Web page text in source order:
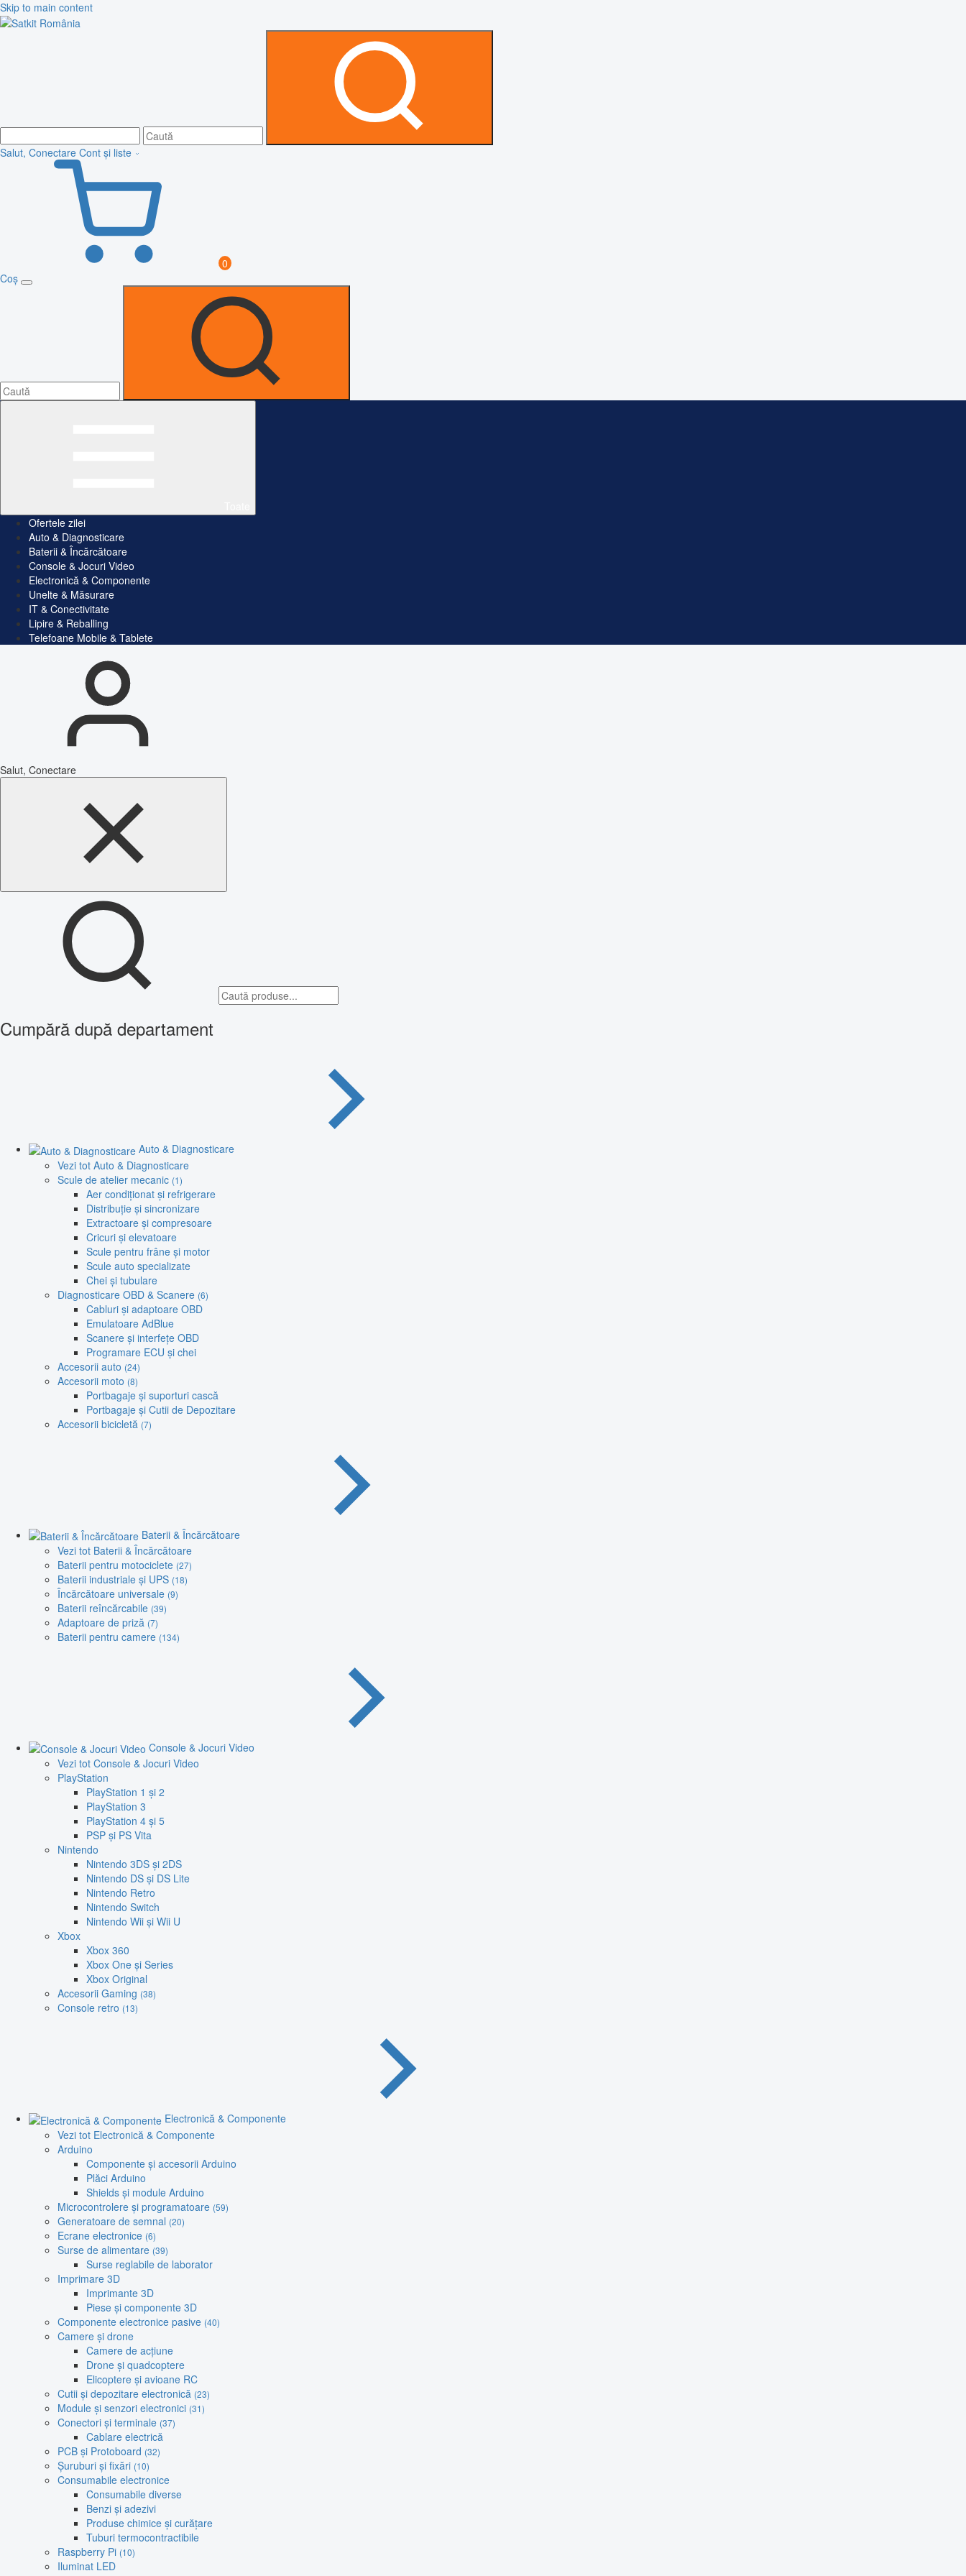
Skip to main content
Salut, Conectare Cont și liste
0
Coș
Ofertele zilei
Auto & Diagnosticare
Baterii & Încărcătoare
Console & Jocuri Video
Electronică & Componente
Unelte & Măsurare
IT & Conectivitate
Lipire & Reballing
Telefoane Mobile & Tablete
Salut, Conectare
Cumpără după departament
Auto & Diagnosticare
Vezi tot Auto & Diagnosticare
Scule de atelier mecanic (1)
Aer condiționat și refrigerare
Distribuție și sincronizare
Extractoare și compresoare
Cricuri și elevatoare
Scule pentru frâne și motor
Scule auto specializate
Chei și tubulare
Diagnosticare OBD & Scanere (6)
Cabluri și adaptoare OBD
Emulatoare AdBlue
Scanere și interfețe OBD
Programare ECU și chei
Accesorii auto (24)
Accesorii moto (8)
Portbagaje și suporturi cască
Portbagaje și Cutii de Depozitare
Accesorii bicicletă (7)
Baterii & Încărcătoare
Vezi tot Baterii & Încărcătoare
Baterii pentru motociclete (27)
Baterii industriale și UPS (18)
Încărcătoare universale (9)
Baterii reîncărcabile (39)
Adaptoare de priză (7)
Baterii pentru camere (134)
Console & Jocuri Video
Vezi tot Console & Jocuri Video
PlayStation
PlayStation 1 și 2
PlayStation 3
PlayStation 4 și 5
PSP și PS Vita
Nintendo
Nintendo 3DS și 2DS
Nintendo DS și DS Lite
Nintendo Retro
Nintendo Switch
Nintendo Wii și Wii U
Xbox
Xbox 360
Xbox One și Series
Xbox Original
Accesorii Gaming (38)
Console retro (13)
Electronică & Componente
Vezi tot Electronică & Componente
Arduino
Componente și accesorii Arduino
Plăci Arduino
Shields și module Arduino
Microcontrolere și programatoare (59)
Generatoare de semnal (20)
Ecrane electronice (6)
Surse de alimentare (39)
Surse reglabile de laborator
Imprimare 3D
Imprimante 3D
Piese și componente 3D
Componente electronice pasive (40)
Camere și drone
Camere de acțiune
Drone și quadcoptere
Elicoptere și avioane RC
Cutii și depozitare electronică (23)
Module și senzori electronici (31)
Conectori și terminale (37)
Cablare electrică
PCB și Protoboard (32)
Șuruburi și fixări (10)
Consumabile electronice
Consumabile diverse
Benzi și adezivi
Produse chimice și curățare
Tuburi termocontractibile
Raspberry Pi (10)
Iluminat LED